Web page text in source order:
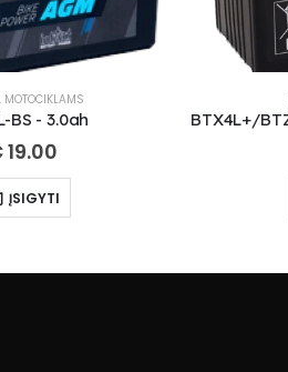
MOTOCIKLAMS
BS - 3.0ah
19.00
ĮSIGYTI